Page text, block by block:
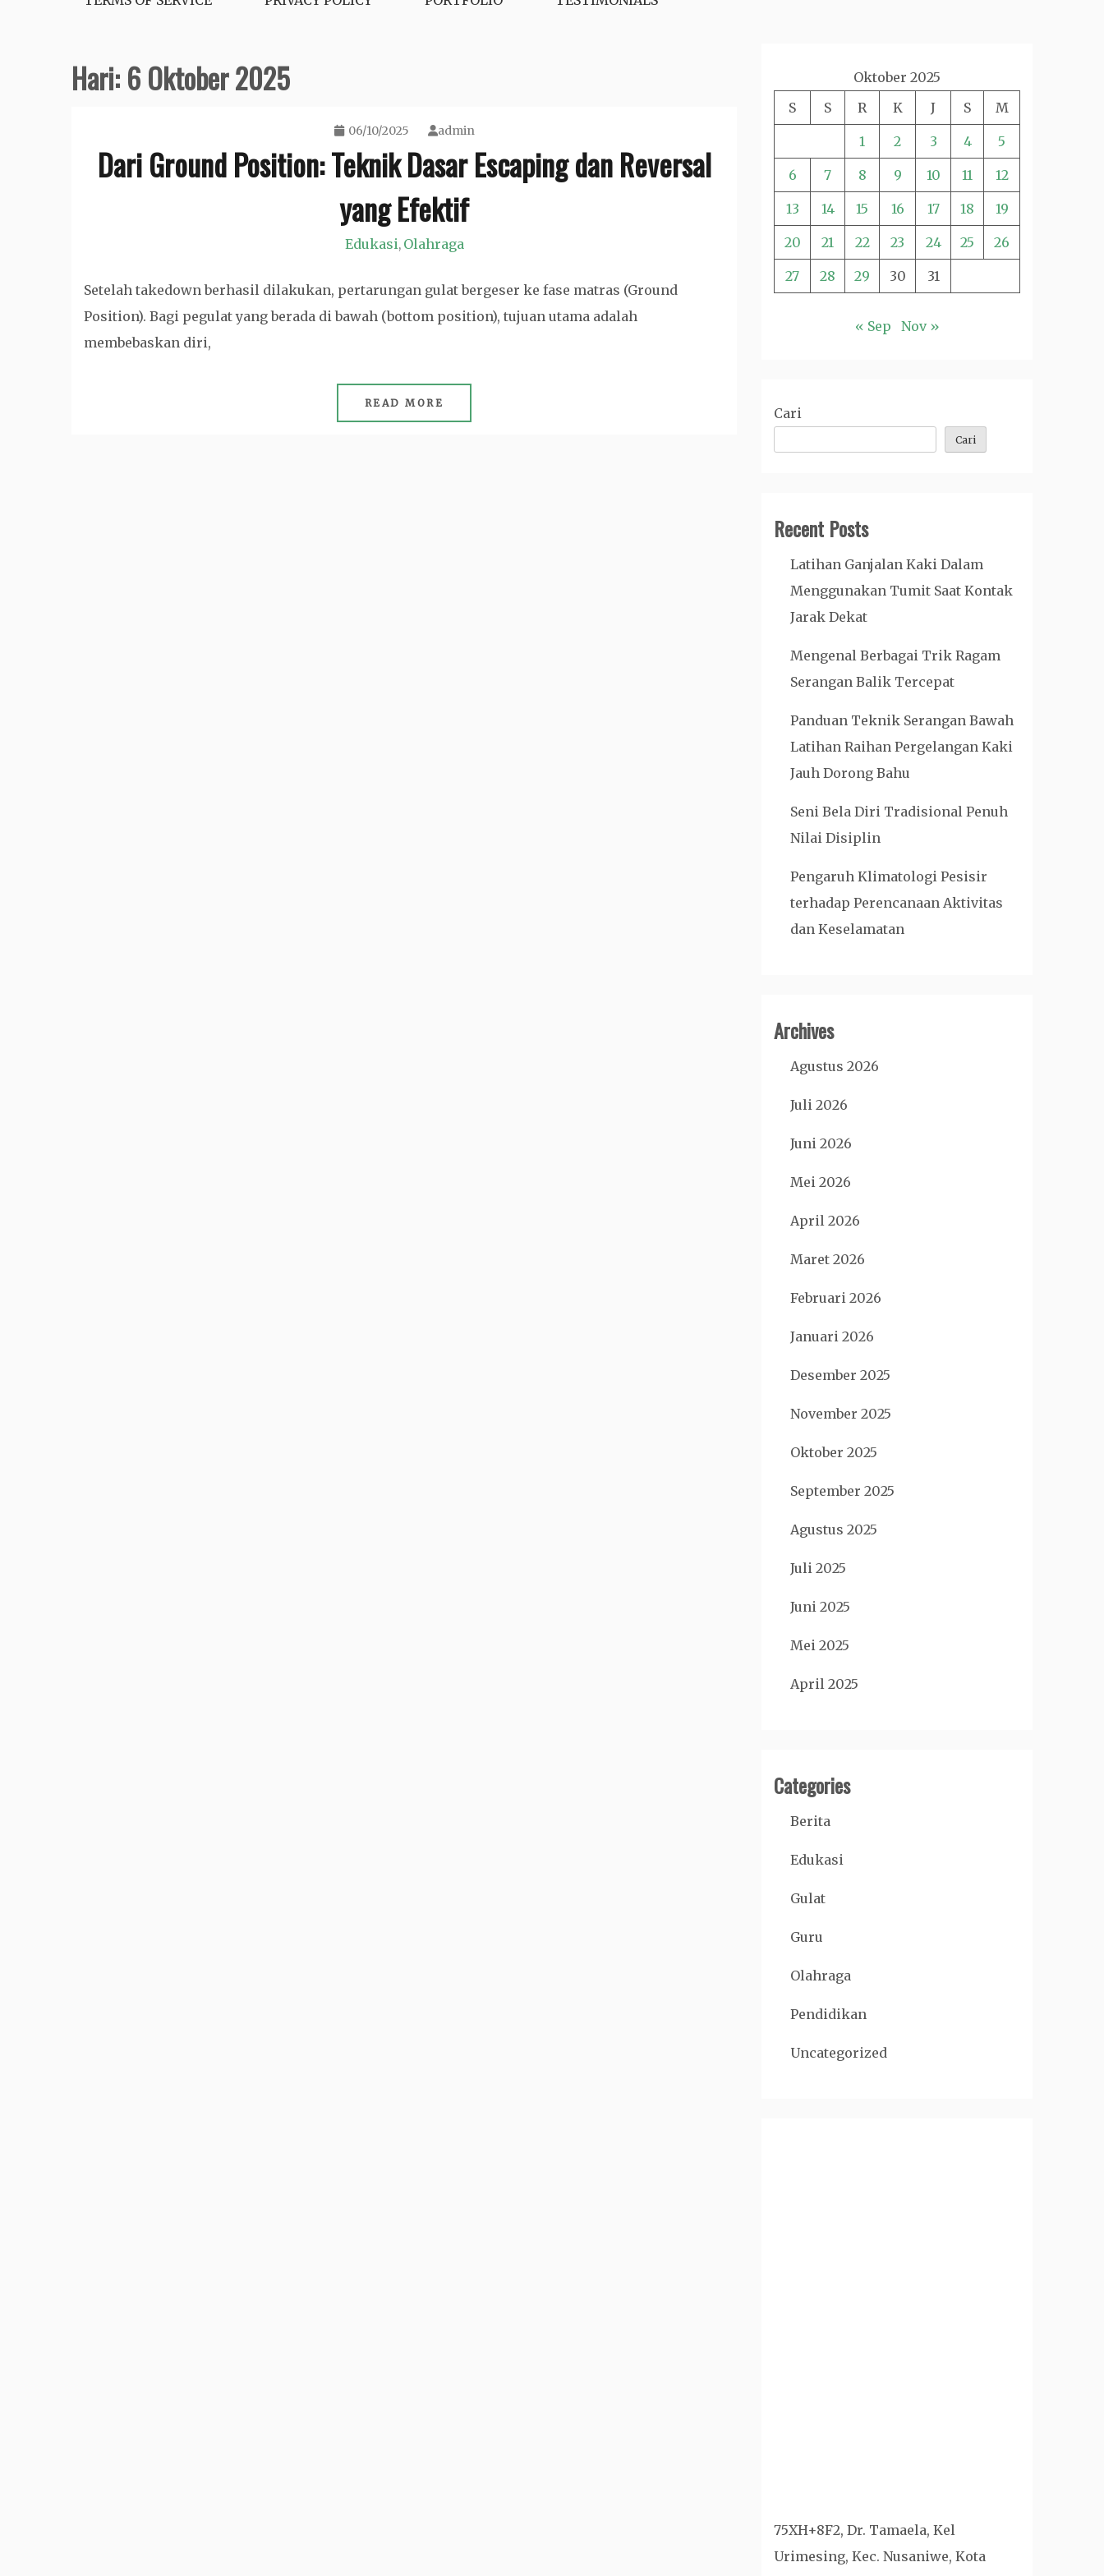
Hari:6 Oktober 2025
06/10/2025 admin
Dari Ground Position: Teknik Dasar Escaping dan Reversal
yang Efektif
Edukasi, Olahraga
Setelah takedown berhasil dilakukan, pertarungan gulat bergeser ke fase matras (Ground
Position). Bagi pegulat yang berada di bawah (bottom position), tujuan utama adalah
membebaskan diri,
READ MORE
Oktober 2025
S
S R K J S M
1 2 3 4 5
6 7 8 9 10 11 12
13 14 15 16 17 18 19
20 21 22 23 24 25 26
27 28 29 30 31
« Sep Nov »
Cari
Cari
Recent Posts
Latihan Ganjalan Kaki Dalam
Menggunakan Tumit Saat Kontak
Jarak Dekat
Mengenal Berbagai Trik Ragam
Serangan Balik Tercepat
Panduan Teknik Serangan Bawah
Latihan Raihan Pergelangan Kaki
Jauh Dorong Bahu
Seni Bela Diri Tradisional Penuh
Nilai Disiplin
Pengaruh Klimatologi Pesisir
terhadap Perencanaan Aktivitas
dan Keselamatan
Archives
Agustus 2026
Juli 2026
Juni 2026
Mei 2026
April 2026
Maret 2026
Februari 2026
Januari 2026
Desember 2025
November 2025
Oktober 2025
September 2025
Agustus 2025
Juli 2025
Juni 2025
Mei 2025
April 2025
Categories
Berita
Edukasi
Gulat
Guru
Olahraga
Pendidikan
Uncategorized
75XH+8F2, Dr. Tamaela, Kel
Urimesing, Kec. Nusaniwe, Kota